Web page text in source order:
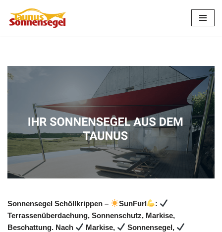
Zum
Sonnensegel Schöllkrippen – SunFurl
:
Terrassenüberdachung, Sonnenschutz, Markise,
Beschattung. Nach
Markise,
Sonnensegel,